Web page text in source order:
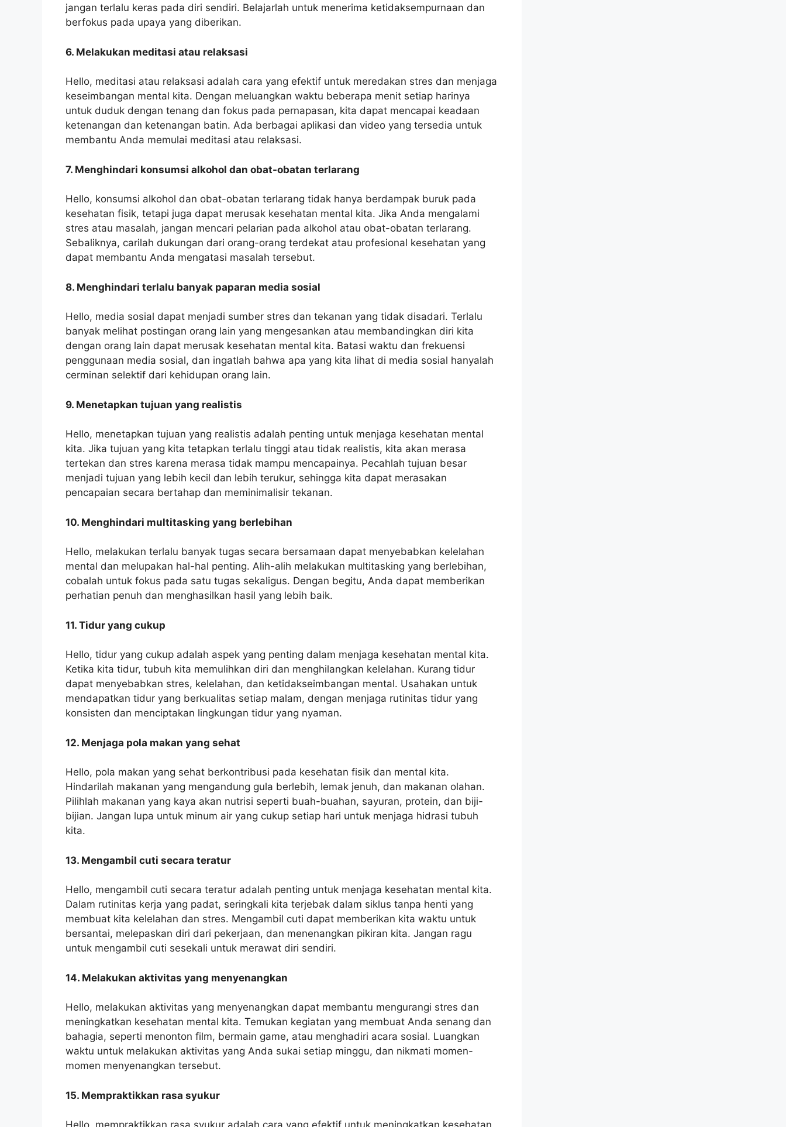
jangan terlalu keras pada diri sendiri. Belajarlah untuk menerima ketidaksempurnaan dan
berfokus pada upaya yang diberikan.
6. Melakukan meditasi atau relaksasi
Hello, meditasi atau relaksasi adalah cara yang efektif untuk meredakan stres dan menjaga
keseimbangan mental kita. Dengan meluangkan waktu beberapa menit setiap harinya
untuk duduk dengan tenang dan fokus pada pernapasan, kita dapat mencapai keadaan
ketenangan dan ketenangan batin. Ada berbagai aplikasi dan video yang tersedia untuk
membantu Anda memulai meditasi atau relaksasi.
7. Menghindari konsumsi alkohol dan obat-obatan terlarang
Hello, konsumsi alkohol dan obat-obatan terlarang tidak hanya berdampak buruk pada
kesehatan fisik, tetapi juga dapat merusak kesehatan mental kita. Jika Anda mengalami
stres atau masalah, jangan mencari pelarian pada alkohol atau obat-obatan terlarang.
Sebaliknya, carilah dukungan dari orang-orang terdekat atau profesional kesehatan yang
dapat membantu Anda mengatasi masalah tersebut.
8. Menghindari terlalu banyak paparan media sosial
Hello, media sosial dapat menjadi sumber stres dan tekanan yang tidak disadari. Terlalu
banyak melihat postingan orang lain yang mengesankan atau membandingkan diri kita
dengan orang lain dapat merusak kesehatan mental kita. Batasi waktu dan frekuensi
penggunaan media sosial, dan ingatlah bahwa apa yang kita lihat di media sosial hanyalah
cerminan selektif dari kehidupan orang lain.
9. Menetapkan tujuan yang realistis
Hello, menetapkan tujuan yang realistis adalah penting untuk menjaga kesehatan mental
kita. Jika tujuan yang kita tetapkan terlalu tinggi atau tidak realistis, kita akan merasa
tertekan dan stres karena merasa tidak mampu mencapainya. Pecahlah tujuan besar
menjadi tujuan yang lebih kecil dan lebih terukur, sehingga kita dapat merasakan
pencapaian secara bertahap dan meminimalisir tekanan.
10. Menghindari multitasking yang berlebihan
Hello, melakukan terlalu banyak tugas secara bersamaan dapat menyebabkan kelelahan
mental dan melupakan hal-hal penting. Alih-alih melakukan multitasking yang berlebihan,
cobalah untuk fokus pada satu tugas sekaligus. Dengan begitu, Anda dapat memberikan
perhatian penuh dan menghasilkan hasil yang lebih baik.
11. Tidur yang cukup
Hello, tidur yang cukup adalah aspek yang penting dalam menjaga kesehatan mental kita.
Ketika kita tidur, tubuh kita memulihkan diri dan menghilangkan kelelahan. Kurang tidur
dapat menyebabkan stres, kelelahan, dan ketidakseimbangan mental. Usahakan untuk
mendapatkan tidur yang berkualitas setiap malam, dengan menjaga rutinitas tidur yang
konsisten dan menciptakan lingkungan tidur yang nyaman.
12. Menjaga pola makan yang sehat
Hello, pola makan yang sehat berkontribusi pada kesehatan fisik dan mental kita.
Hindarilah makanan yang mengandung gula berlebih, lemak jenuh, dan makanan olahan.
Pilihlah makanan yang kaya akan nutrisi seperti buah-buahan, sayuran, protein, dan biji-
bijian. Jangan lupa untuk minum air yang cukup setiap hari untuk menjaga hidrasi tubuh
kita.
13. Mengambil cuti secara teratur
Hello, mengambil cuti secara teratur adalah penting untuk menjaga kesehatan mental kita.
Dalam rutinitas kerja yang padat, seringkali kita terjebak dalam siklus tanpa henti yang
membuat kita kelelahan dan stres. Mengambil cuti dapat memberikan kita waktu untuk
bersantai, melepaskan diri dari pekerjaan, dan menenangkan pikiran kita. Jangan ragu
untuk mengambil cuti sesekali untuk merawat diri sendiri.
14. Melakukan aktivitas yang menyenangkan
Hello, melakukan aktivitas yang menyenangkan dapat membantu mengurangi stres dan
meningkatkan kesehatan mental kita. Temukan kegiatan yang membuat Anda senang dan
bahagia, seperti menonton film, bermain game, atau menghadiri acara sosial. Luangkan
waktu untuk melakukan aktivitas yang Anda sukai setiap minggu, dan nikmati momen-
momen menyenangkan tersebut.
15. Mempraktikkan rasa syukur